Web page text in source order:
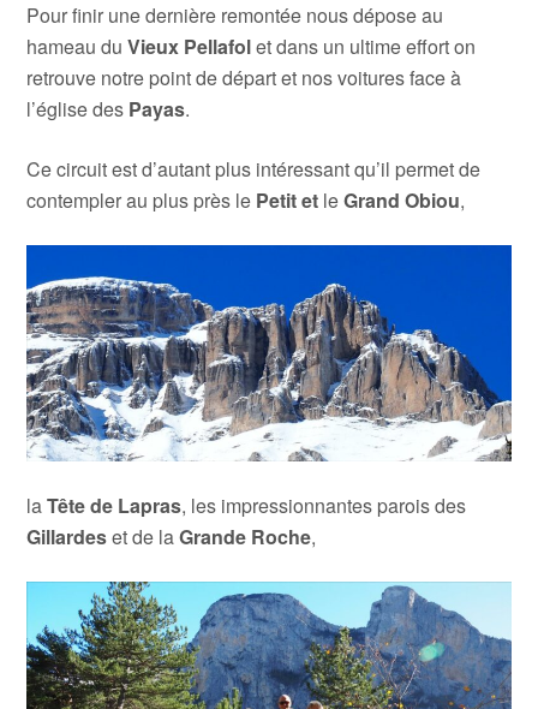
Pour finir une dernière remontée nous dépose au
hameau duVieux Pellafolet dans un ultime effort on
retrouve notre point de départ et nos voitures face à
l’église des Payas.
Ce circuit est d’autant plus intéressant qu’il permet de
contempler au plus près le Petit et leGrand Obiou,
laTête de Lapras, les impressionnantes parois des
Gillardeset de laGrande Roche,